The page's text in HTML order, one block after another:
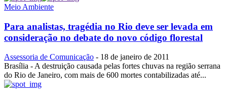
Meio Ambiente
Para analistas, tragédia no Rio deve ser levada em
consideração no debate do novo código florestal
Assessoria de Comunicação - 18 de janeiro de 2011
Brasília - A destruição causada pelas fortes chuvas na região serrana
do Rio de Janeiro, com mais de 600 mortes contabilizadas até...